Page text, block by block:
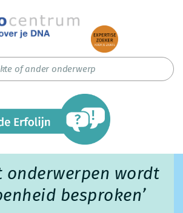
onderwerpen wordt
besproken’